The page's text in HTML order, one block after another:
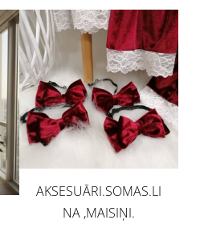
AKSESUĀRI.SOMAS.LI
NA ,MAISIŅI.